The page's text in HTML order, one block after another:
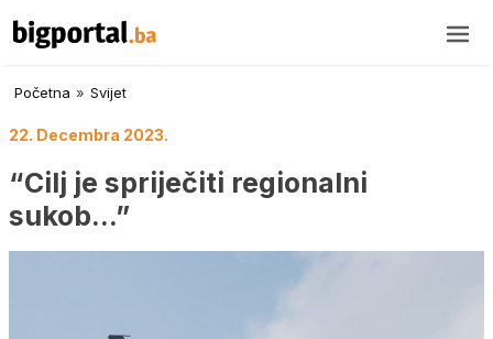
Početna » Svijet
22. Decembra 2023.
“Cilj je spriječiti regionalni
sukob…”